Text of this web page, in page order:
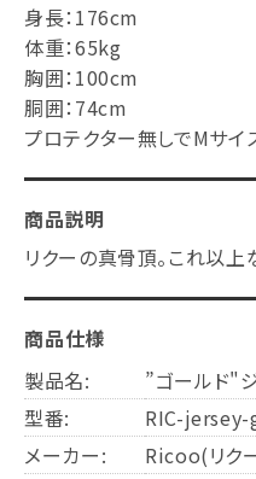
身長：176cm
体重：65kg
胸囲：100cm
胴囲：74cm
プロテクター無しでMサイ
商品説明
リクーの真骨頂。これ以上
商品仕様
製品名:
”ゴールド"
型番:
RIC-
メーカー:
Ricoo(リク